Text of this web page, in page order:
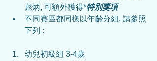
彪炳, 可額外獲得*特別獎項
不同賽區都同樣以年齡分組, 請參照
下列 :
幼兒初級組 3-4歲